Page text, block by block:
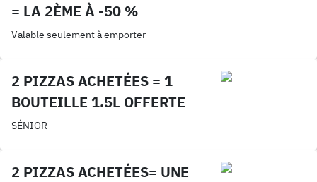
= LA 2ÈME À -50 %
Valable seulement à emporter
2 PIZZAS ACHETÉES = 1
BOUTEILLE 1.5L OFFERTE
SÉNIOR
2 PIZZAS ACHETÉES= UNE